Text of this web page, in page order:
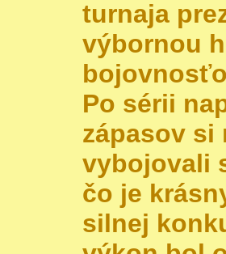
turnaja
výbornou
Po sérii
zápasov si
vybojovali
čo je
silnej